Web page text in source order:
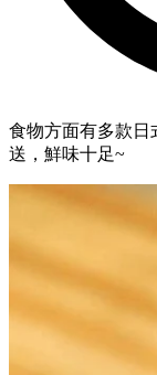
食物方面有多款日
送，鮮味十足~